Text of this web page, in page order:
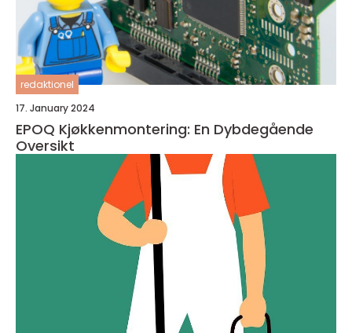
redaktionel
17. January 2024
EPOQ Kjøkkenmontering: En Dybdegående
Oversikt